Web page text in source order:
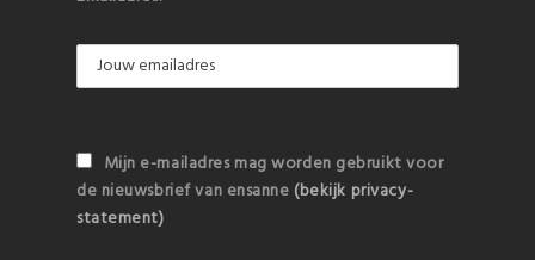
Mijn e-mailadres mag worden gebruikt voor
de nieuwsbrief van ensanne (bekijk privacy-
statement)